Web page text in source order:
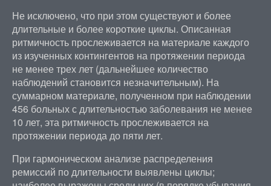
Не исключено, что при этом существуют и более
длительные и более короткие циклы. Описанная
ритмичность прослеживается на материале каждого
из изученных контингентов на протяжении периода
не менее трех лет (дальнейшее количество
наблюдений становится незначительным). На
суммарном материале, полученном при наблюдении
456 больных с длительностью заболевания не менее
10 лет, эта ритмичность прослеживается на
протяжении периода до пяти лет.
При гармоническом анализе распределения
ремиссий по длительности выявлены циклы;